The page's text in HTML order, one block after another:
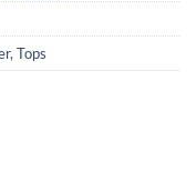
, Tops